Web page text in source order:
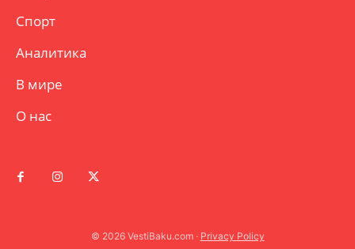
Спорт
Аналитика
В мире
О нас
© 2026 VestiBaku.com · Privacy Policy